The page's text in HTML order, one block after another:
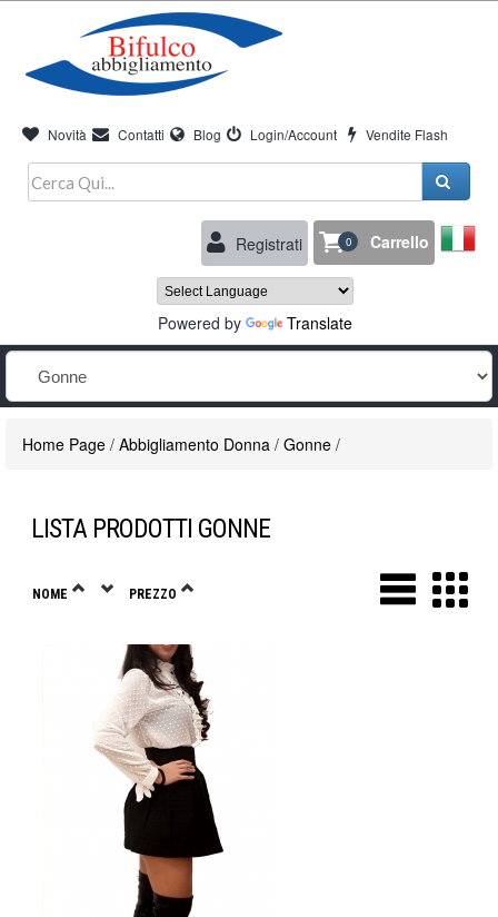
Novità Contatti Blog Login/Account Vendite Flash
Registrati 0 Carrello
Powered by Translate
Home Page / Abbigliamento Donna / Gonne /
LISTA PRODOTTI GONNE
NOME PREZZO